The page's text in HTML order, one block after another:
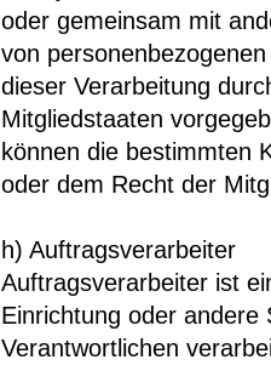
oder gemeinsam mit
von
dieser Verarbeitung
Mitgliedstaaten
können die bestimmten
oder dem Recht der
h) Auftragsverarbeiter
Auftragsverarbeiter ist
Einrichtung oder andere
Verantwortlichen